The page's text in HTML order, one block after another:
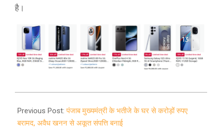
है।
01-
19
Previous Post:पंजाब मुख्यमंत्री के भतीजे के घर से करोड़ों रुपए
बरामद, अवैध खनन से अकूत संपत्ति बनाई